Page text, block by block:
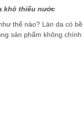
khô thiếu nước
thế nào? Làn da có
sản phẩm không